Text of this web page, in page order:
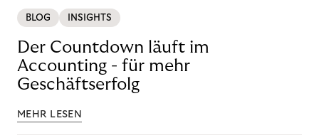
BLOG INSIGHTS
Der Countdown läuft im
Accounting - für mehr
Geschäftserfolg
MEHR LESEN